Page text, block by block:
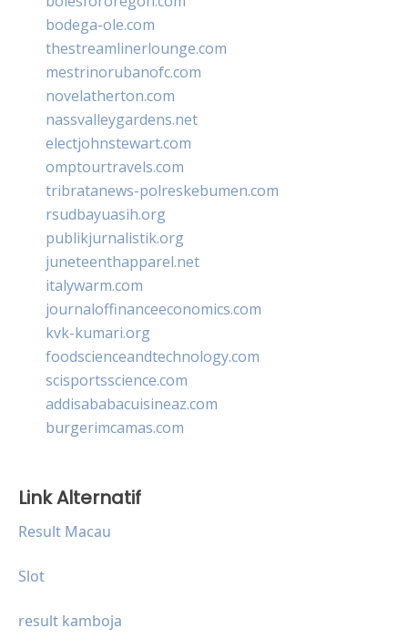
bodega-ole.com
thestreamlinerlounge.com
mestrinorubanofc.com
novelatherton.com
nassvalleygardens.net
electjohnstewart.com
omptourtravels.com
tribratanews-polreskebumen.com
rsudbayuasih.org
publikjurnalistik.org
juneteenthapparel.net
italywarm.com
journaloffinanceeconomics.com
kvk-kumari.org
foodscienceandtechnology.com
scisportsscience.com
addisababacuisineaz.com
burgerimcamas.com
Link Alternatif
Result Macau
Slot
result kamboja